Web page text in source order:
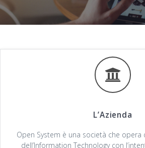
L’Azienda
Open System è una società che
dell’Information Technology con